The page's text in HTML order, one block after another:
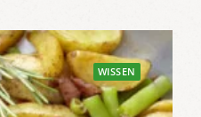
WISSEN